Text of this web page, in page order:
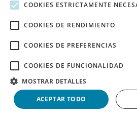
Información legal
Declaración de cookies
Descargo de Responsabilidad
Derechos de autor ©Chollo2026. Todos
reservados.
COOKIES ESTRICTAMENTE
COOKIES DE RENDIMIENTO
COOKIES DE PREFERENCIAS
COOKIES DE FUNCIONALIDAD
MOSTRAR DETALLES
ACEPTAR TODO